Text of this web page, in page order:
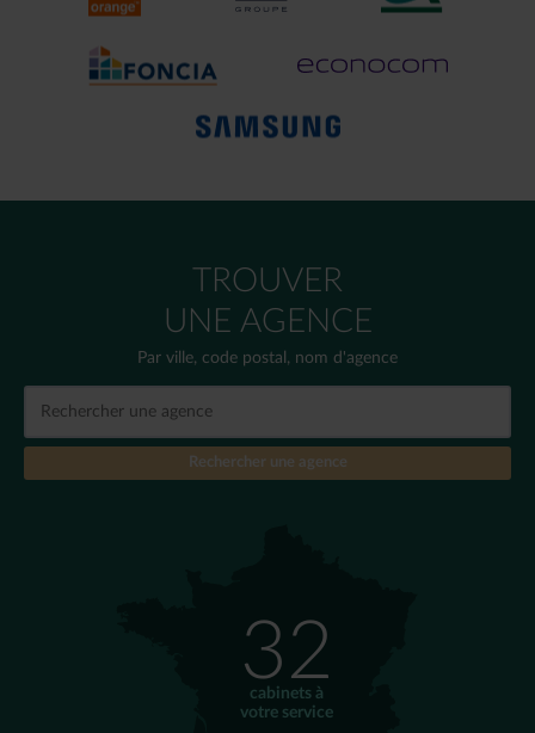
TROUVER
UNE AGENCE
Par ville, code postal, nom d'agence
32
cabinets à
votre service